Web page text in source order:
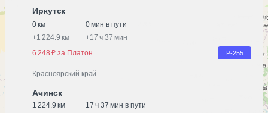
Иркутск
0 км
0 мин в пути
+1 224.9 км +17 ч 37 мин
6 248 ₽ за Платон
Р-255
Красноярский край
Ачинск
1 224.9 км 17 ч 37 мин в пути